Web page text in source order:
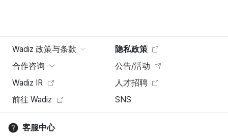
Wadiz 政策与条款
隐私政策
合作咨询
公告/活动
Wadiz IR
人才招聘
前往 Wadiz
SNS
客服中心